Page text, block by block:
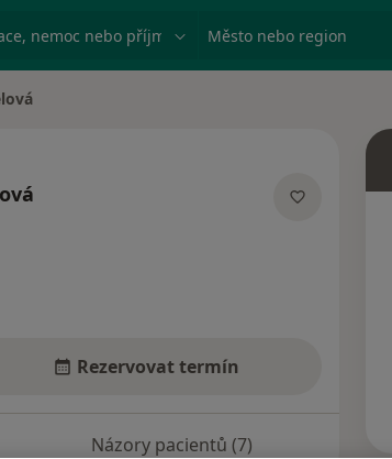
nemoc nebo příjmení Město nebo region
Rezervovat termín
Názory pacientů (7)